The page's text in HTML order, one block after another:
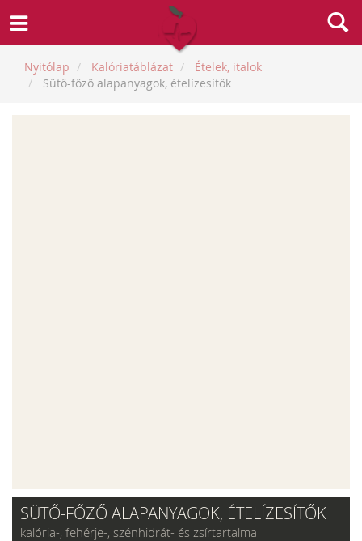
Nyitólap Kalóriatáblázat
Ételek, italok
Sütő-főző alapanyagok, ételízesítők
SÜTŐ-FŐZŐ ALAPANYAGOK, ÉTELÍZESÍTŐK
kalória-, fehérje-, szénhidrát- és zsírtartalma